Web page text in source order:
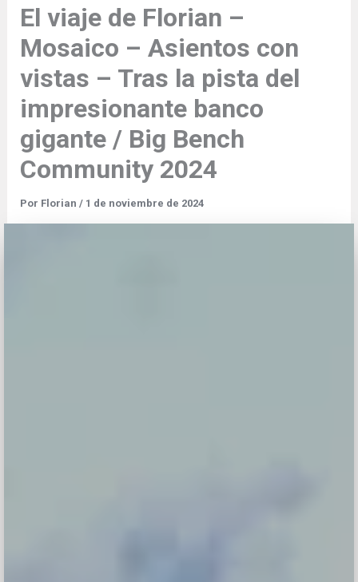
El viaje de Florian –
Mosaico – Asientos con
vistas – Tras la pista del
impresionante banco
gigante / Big Bench
Community 2024
Por Florian / 1 de noviembre de 2024